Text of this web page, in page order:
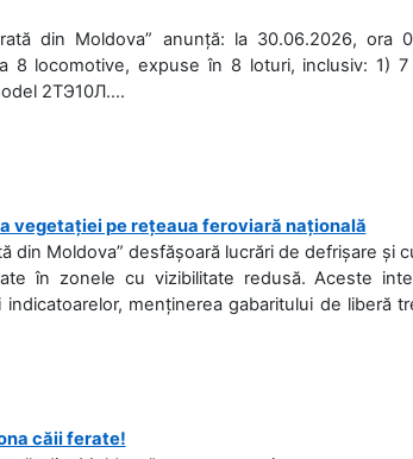
din Moldova” anunță: la 30.06.2026, ora
8 locomotive, expuse în 8 loturi, inclusiv: 1)
2ТЭ10Л....
vegetației pe rețeaua feroviară națională
din Moldova” desfășoară lucrări de defrișare și
în zonele cu vizibilitate redusă. Aceste
indicatoarelor, menținerea gabaritului de liberă
căii ferate!